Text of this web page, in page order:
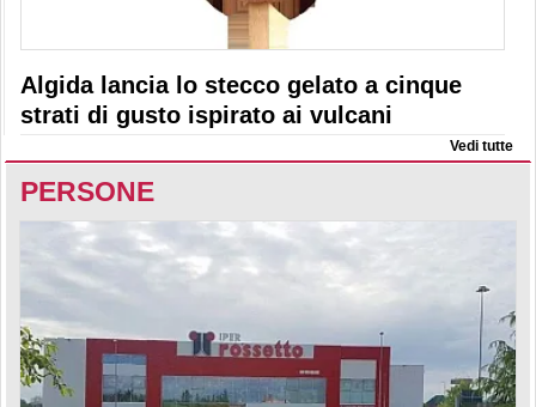
Algida lancia lo stecco gelato a cinque
strati di gusto ispirato ai vulcani
Vedi tutte
PERSONE